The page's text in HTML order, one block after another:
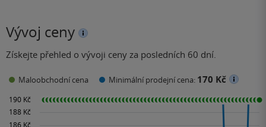
Vývoj ceny
Získejte přehled o vývoji ceny za posledních 60 dní.
Maloobchodní cena Minimální prodejní cena: 170 Kč